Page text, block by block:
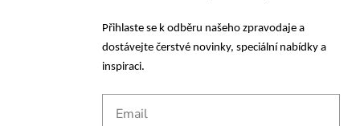
Přihlaste se k odběru našeho zpravodaje a
dostávejte čerstvé novinky, speciální nabídky a
inspiraci.